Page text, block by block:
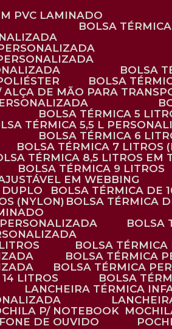
PVC LAMINADO
BOLSA
BOLSA
BOLSA
ALÇA DE MÃO PARA
BOLSA TÉRMICA 5
TÉRMICA 5,5 L
BOLSA TÉRMICA 6
BOLSA TÉRMICA 7 LITROS
TÉRMICA 8,5 LITROS EM
BOLSA TÉRMICA 9 LITROS
EM WEBBING
DUPLO
BOLSA TÉRMICA DE
(NYLON)
BOLSA TÉRMICA
BOLSA
BOLSA TÉRMICA
BOLSA TÉRMICA
14 LITROS
BOLSA
LANCHEIRA TÉRMICA
P/ NOTEBOOK
DE OUVIDO